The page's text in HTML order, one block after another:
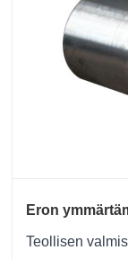
Eron
Teollisen